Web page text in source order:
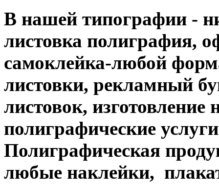
В нашей типографии -
листовка полиграфия,
самоклейка-любой
листовки, рекламный
листовок,
полиграфические
Полиграфическая
любые наклейки,